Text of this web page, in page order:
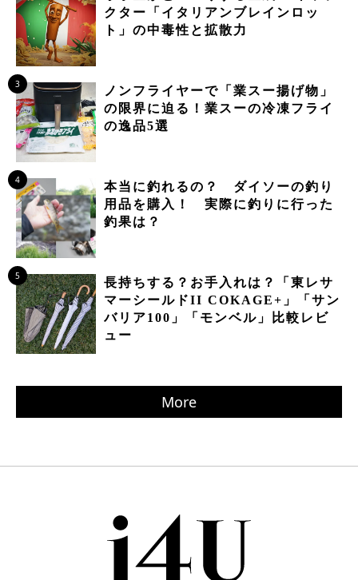
クター「イタリアンブレインロッ
ト」の中毒性と拡散力
3
ノンフライヤーで「業スー揚げ物」
の限界に迫る！業スーの冷凍フライ
の逸品5選
4
本当に釣れるの？ ダイソーの釣り
用品を購入！ 実際に釣りに行った
釣果は？
5
長持ちする？お手入れは？「東レサ
マーシールドII COKAGE+」「サン
バリア100」「モンベル」比較レビ
ュー
More